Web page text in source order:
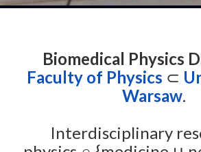
Biomedical Physics
Faculty of Physics ⊂
Warsaw.
Interdisciplinary